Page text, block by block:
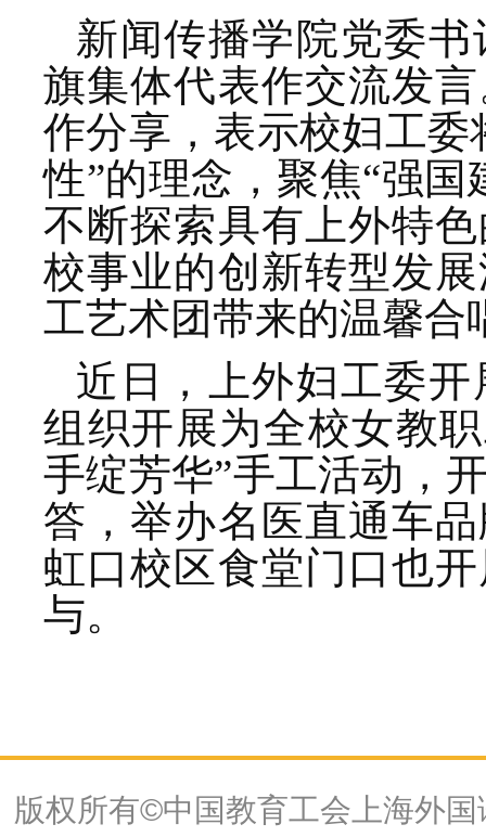
新闻传播学院党委
旗集体代表作交流发
作分享，表示校妇工
性”的理念，聚焦“强
不断探索具有上外特
校事业的创新转型发
工艺术团带来的温馨合
近日，上外妇工委
组织开展为全校女教
手绽芳华”手工活动，
答，举办名医直通车
虹口校区食堂门口也
与。
版权所有©中国教育工会上海外